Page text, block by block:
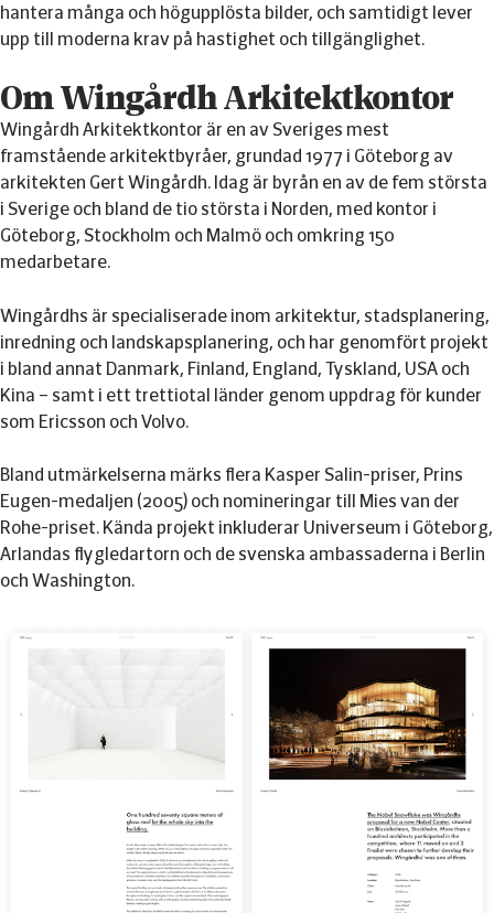
hantera många och högupplösta bilder, och samtidigt lever
upp till moderna krav på hastighet och tillgänglighet.
Om Wingårdh Arkitektkontor
Wingårdh Arkitektkontor är en av Sveriges mest
framstående arkitektbyråer, grundad 1977 i Göteborg av
arkitekten Gert Wingårdh. Idag är byrån en av de fem största
i Sverige och bland de tio största i Norden, med kontor i
Göteborg, Stockholm och Malmö och omkring 150
medarbetare.
Wingårdhs är specialiserade inom arkitektur, stadsplanering,
inredning och landskapsplanering, och har genomfört projekt
i bland annat Danmark, Finland, England, Tyskland, USA och
Kina – samt i ett trettiotal länder genom uppdrag för kunder
som Ericsson och Volvo.
Bland utmärkelserna märks flera Kasper Salin-priser, Prins
Eugen-medaljen (2005) och nomineringar till Mies van der
Rohe-priset. Kända projekt inkluderar Universeum i Göteborg,
Arlandas flygledartorn och de svenska ambassaderna i Berlin
och Washington.